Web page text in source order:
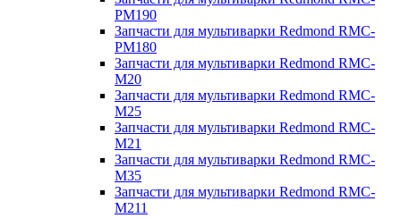
PM190
Запчасти для мультиварки Redmond RMC-
PM180
Запчасти для мультиварки Redmond RMC-
M20
Запчасти для мультиварки Redmond RMC-
M25
Запчасти для мультиварки Redmond RMC-
M21
Запчасти для мультиварки Redmond RMC-
M35
Запчасти для мультиварки Redmond RMC-
M211